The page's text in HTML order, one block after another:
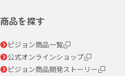
商品を探す
ピジョン商品一覧
公式オンラインショップ
ピジョン商品開発ストーリー